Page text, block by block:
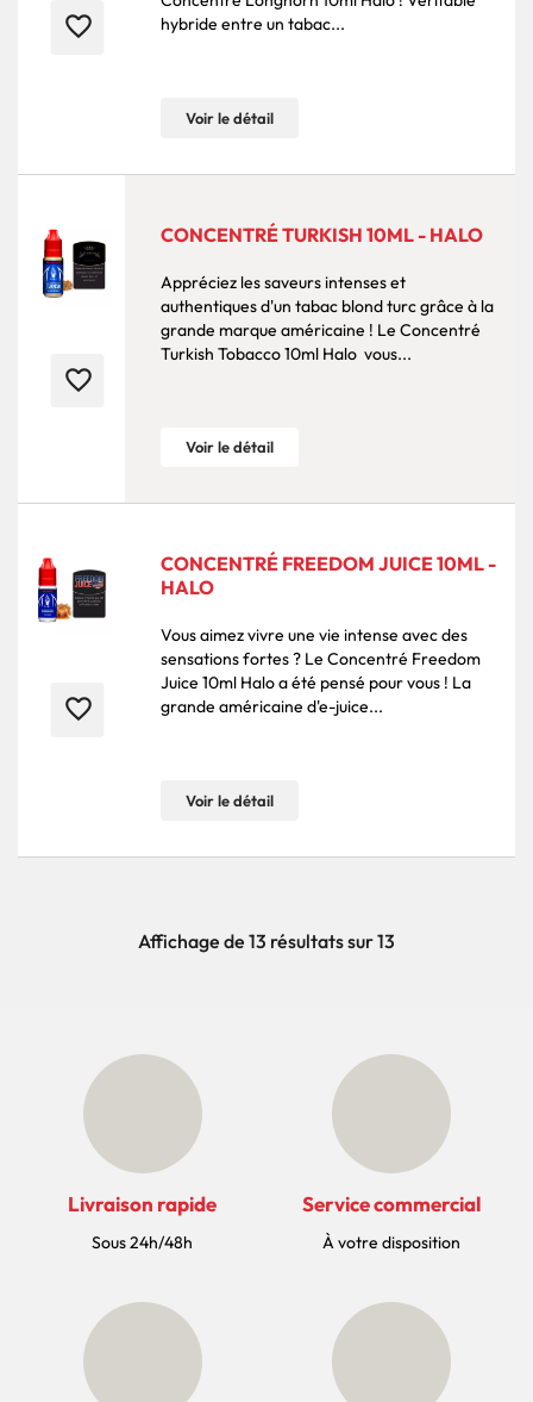
favorite_border
hybride entre un tabac...
Voir le détail
favorite_border
CONCENTRÉ TURKISH 10ML - HALO
Appréciez les saveurs intenses et
authentiques d'un tabac blond turc grâce à la
grande marque américaine ! Le Concentré
Turkish Tobacco 10ml Halo vous...
Voir le détail
favorite_border
CONCENTRÉ FREEDOM JUICE 10ML -
HALO
Vous aimez vivre une vie intense avec des
sensations fortes ? Le Concentré Freedom
Juice 10ml Halo a été pensé pour vous ! La
grande américaine d'e-juice...
Voir le détail
Affichage de 13 résultats sur 13
Livraison rapide
Sous 24h/48h
Service commercial
À votre disposition